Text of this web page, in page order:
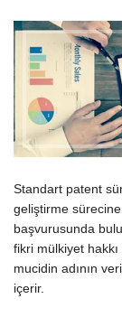
Standart patent
geliştirme
başvurusunda
fikri mülkiyet
mucidin adının
içerir.